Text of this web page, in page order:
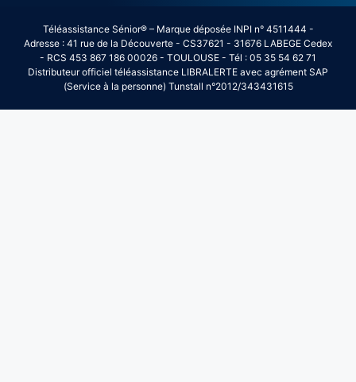
Téléassistance Sénior® – Marque déposée INPI n° 4511444 -
Adresse : 41 rue de la Découverte - CS37621 - 31676 LABEGE Cedex
- RCS 453 867 186 00026 - TOULOUSE - Tél : 05 35 54 62 71
Distributeur officiel téléassistance LIBRALERTE avec agrément SAP
(Service à la personne) Tunstall n°2012/343431615